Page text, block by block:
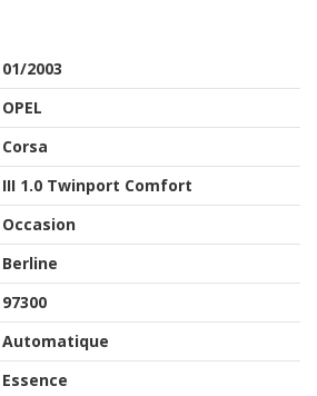
01/2003
OPEL
Corsa
III 1.0 Twinport Comfort
Occasion
Berline
97300
Automatique
Essence